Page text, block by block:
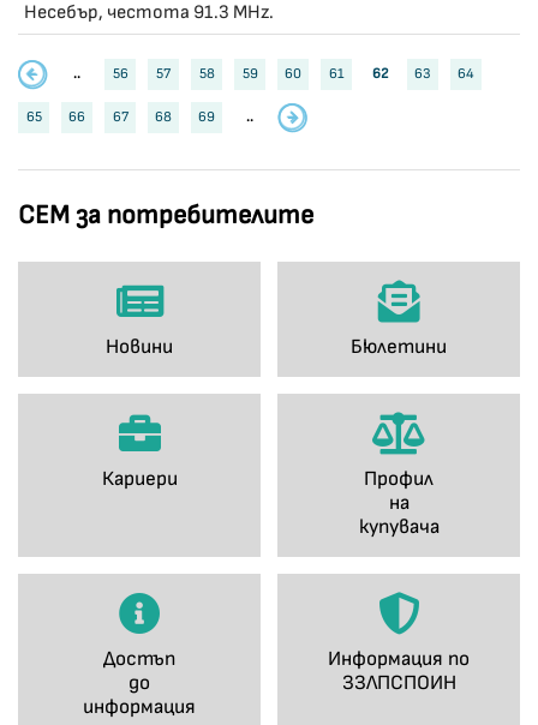
СЕМ за потребителите
Новини Бюлетини
Кариери
Профил
на
купувача
Достъп
до
информация
Информация по
ЗЗЛПСПОИН
Несебър, честота 91.3 MHz.
.. 56 57 58 59 60 61 62 63 64
65 66 67 68 69 ..